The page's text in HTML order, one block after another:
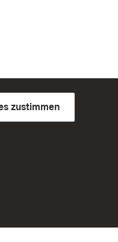
zustimmen